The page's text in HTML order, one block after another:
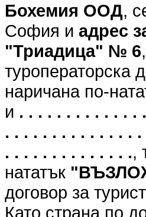
Бохемия ООД,
София и адрес
"Триадица" № 6
туроператорска
наричана по-
и . . . . . . . . . . . . .
. . . . . . . . . . . . . .
. . . . . . . . . . . . . .,
нататък
договор за
Като страна по